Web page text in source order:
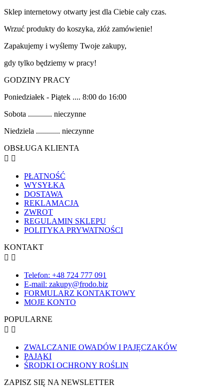
Sklep internetowy otwarty jest dla Ciebie cały czas.
Wrzuć produkty do koszyka, złóż zamówienie!
Zapakujemy i wyślemy Twoje zakupy,
gdy tylko będziemy w pracy!
GODZINY PRACY
Poniedziałek - Piątek .... 8:00 do 16:00
Sobota ............ nieczynne
Niedziela ............ nieczynne
OBSŁUGA KLIENTA
 
PŁATNOŚĆ
WYSYŁKA
DOSTAWA
REKLAMACJA
ZWROT
REGULAMIN SKLEPU
POLITYKA PRYWATNOŚCI
KONTAKT
 
Telefon: +48 724 777 091
E-mail: zakupy@frodo.biz
FORMULARZ KONTAKTOWY
MOJE KONTO
POPULARNE
 
ZWALCZANIE OWADÓW I PAJĘCZAKÓW
PAJĄKI
ŚRODKI OCHRONY ROŚLIN
ZAPISZ SIĘ NA NEWSLETTER